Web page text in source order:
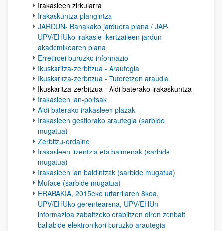
Irakasleen zirkularra
Irakaskuntza plangintza
JARDUN- Banakako jarduera plana / JAP-
UPV/EHUko irakasle-ikertzaileen jardun
akademikoaren plana
Erretiroei buruzko informazio
Ikuskaritza-zerbitzua - Arautegia
Ikuskaritza-zerbitzua - Tutoretzen araudia
Ikuskaritza-zerbitzua - Aldi baterako irakaskuntza
Irakasleen lan-poltsak
Aldi baterako irakasleen plazak
Irakasleen gestiorako arautegia (sarbide
mugatua)
Zerbitzu-ordaine
Irakasleen lizentzia eta baimenak (sarbide
mugatua)
Irakasleen lan baldintzak (sarbide mugatua)
Muface (sarbide mugatua)
ERABAKIA, 2015eko urtarrilaren 8koa,
UPV/EHUko gerentearena, UPV/EHUn
informazioa zabaltzeko erabiltzen diren zenbait
baliabide elektronikori buruzko arautegia